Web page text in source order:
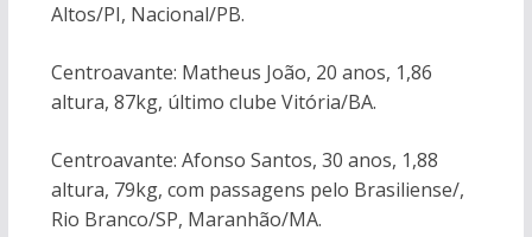
Altos/PI, Nacional/PB.
Centroavante: Matheus João, 20 anos, 1,86
altura, 87kg, último clube Vitória/BA.
Centroavante: Afonso Santos, 30 anos, 1,88
altura, 79kg, com passagens pelo Brasiliense/,
Rio Branco/SP, Maranhão/MA.